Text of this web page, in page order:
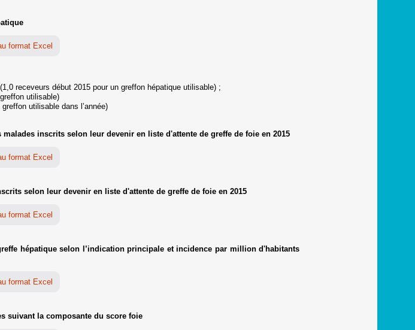
receveurs début 2015 pour un greffon hépatique utilisable) ;
utilisable)
utilisable dans l’année)
inscrits selon leur devenir en liste d'attente de greffe de foie en 2015
selon leur devenir en liste d'attente de greffe de foie en 2015
hépatique selon l’indication principale et incidence par million d'habitants
suivant la composante du score foie